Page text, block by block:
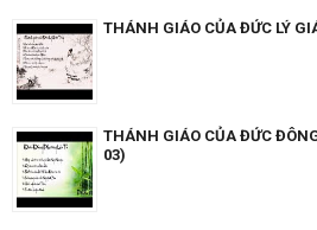
THÁNH GIÁO CỦA ĐỨC LÝ
THÁNH GIÁO CỦA ĐỨC
03)